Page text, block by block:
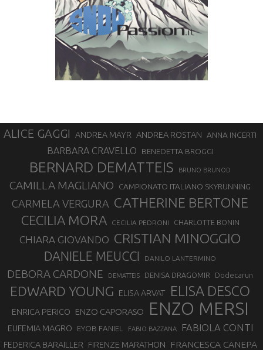
ALICE GAGGI ANDREA MAYR ANDREA ROSTAN ANNA INCERTI
BARBARA CRAVELLO BENEDETTA BROGGI
BERNARD DEMATTEIS BRUNO BRUNOD
CAMILLA MAGLIANO CAMPIONATO ITALIANO SKYRUNNING
CARMELA VERGURA CATHERINE BERTONE
CECILIA MORA CECILIA PEDRONI CHARLOTTE BONIN
CHIARA GIOVANDO CRISTIAN MINOGGIO
DANIELE MEUCCI DANILO LANTERMINO
DEBORA CARDONE DEMATTEIS DENISA DRAGOMIR Dodecarun
EDWARD YOUNG ELISA ARVAT ELISA DESCO
ENRICA PERICO ENZO CAPORASO ENZO MERSI
EUFEMIA MAGRO EYOB FANIEL FABIO BAZZANA FABIOLA CONTI
FEDERICA BARAILLER FIRENZE MARATHON FRANCESCA CANEPA